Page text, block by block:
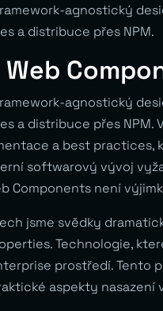
agnostický
a distribuce přes NPM.
Web
agnostický
a distribuce přes
a best
softwarový vývoj
Components není
jsme svědky
Technologie,
prostředí. Tento
aspekty